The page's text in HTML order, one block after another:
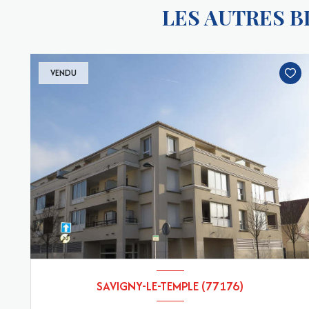
LES AUTRES
VENDU
SAVIGNY-LE-TEMPLE (77176)